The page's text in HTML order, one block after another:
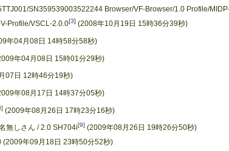
SN359539003522244 Browser/VF-Browser/1.0 Profile/
Profile/VSCL-2.0.0[3] (2008年10月19日 15時36分39秒)
年04月08日 14時58分58秒)
年04月08日 15時01分29秒)
07日 12時46分19秒)
年08月17日 14時37分05秒)
] (2009年08月26日 17時23分16秒)
無しさん / 2.0 SH704i[9] (2009年08月26日 19時26分50秒)
年09月18日 23時50分52秒)